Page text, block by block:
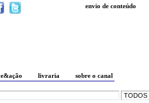
envio de conteúdo
livraria sobre o canal